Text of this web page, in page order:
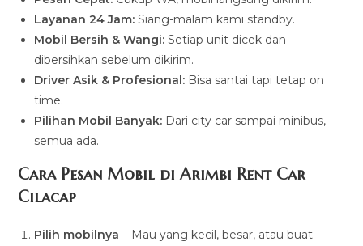
Layanan 24 Jam: Siang-malam kami standby.
Mobil Bersih & Wangi: Setiap unit dicek dan
dibersihkan sebelum dikirim.
Driver Asik & Profesional: Bisa santai tapi tetap on
time.
Pilihan Mobil Banyak: Dari city car sampai minibus,
semua ada.
Cara Pesan Mobil di Arimbi Rent Car
Cilacap
Pilih mobilnya – Mau yang kecil, besar, atau buat